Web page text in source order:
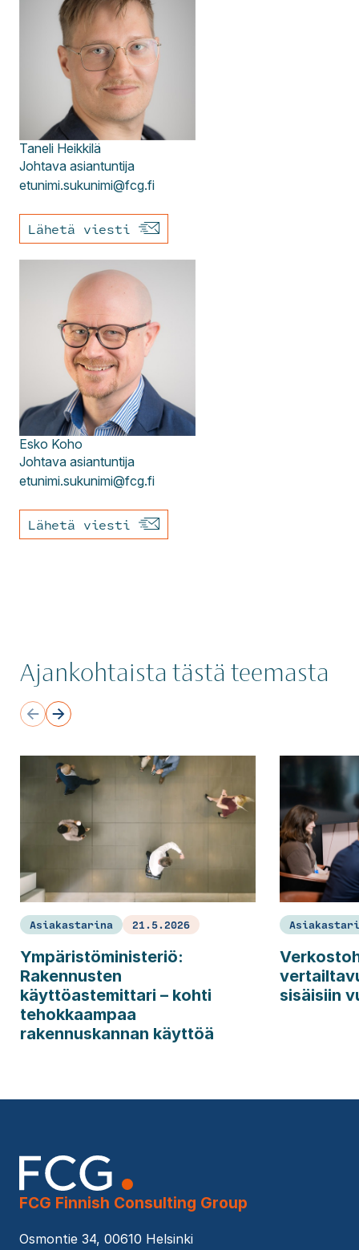
Taneli Heikkilä
Johtava asiantuntija
etunimi.sukunimi@fcg.fi
Lähetä viesti
Esko Koho
Johtava asiantuntija
etunimi.sukunimi@fcg.fi
Lähetä viesti
Ajankohtaista tästä teemasta
Asiakastarina 21.5.2026
Ympäristöministeriö:
Rakennusten
käyttöastemittari – kohti
tehokkaampaa
rakennuskannan käyttöä
sisäisiin
FCG Finnish Consulting Group
Osmontie 34, 00610 Helsinki